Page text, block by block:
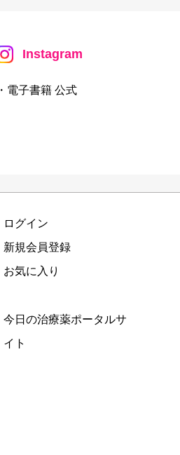
Instagram
・電子書籍 公式
ログイン
新規会員登録
お気に入り
今日の治療薬ポータルサ
イト